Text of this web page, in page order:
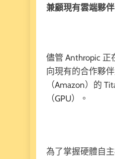
兼顧現有雲端夥
儘管 Anthropic
向現有的合作夥
（Amazon）的
（GPU）。
為了掌握硬體自